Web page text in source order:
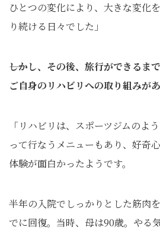
ひとつの変化により、大きな変化
り続ける日々でした」
――しかし、その後、旅行ができる
ご自身のリハビリへの取り組みがあ
「リハビリは、スポーツジムのよ
って行なうメニューもあり、好奇
体験が面白かったようです。
半年の入院でしっかりとした筋肉
でに回復。当時、母は90歳。やる